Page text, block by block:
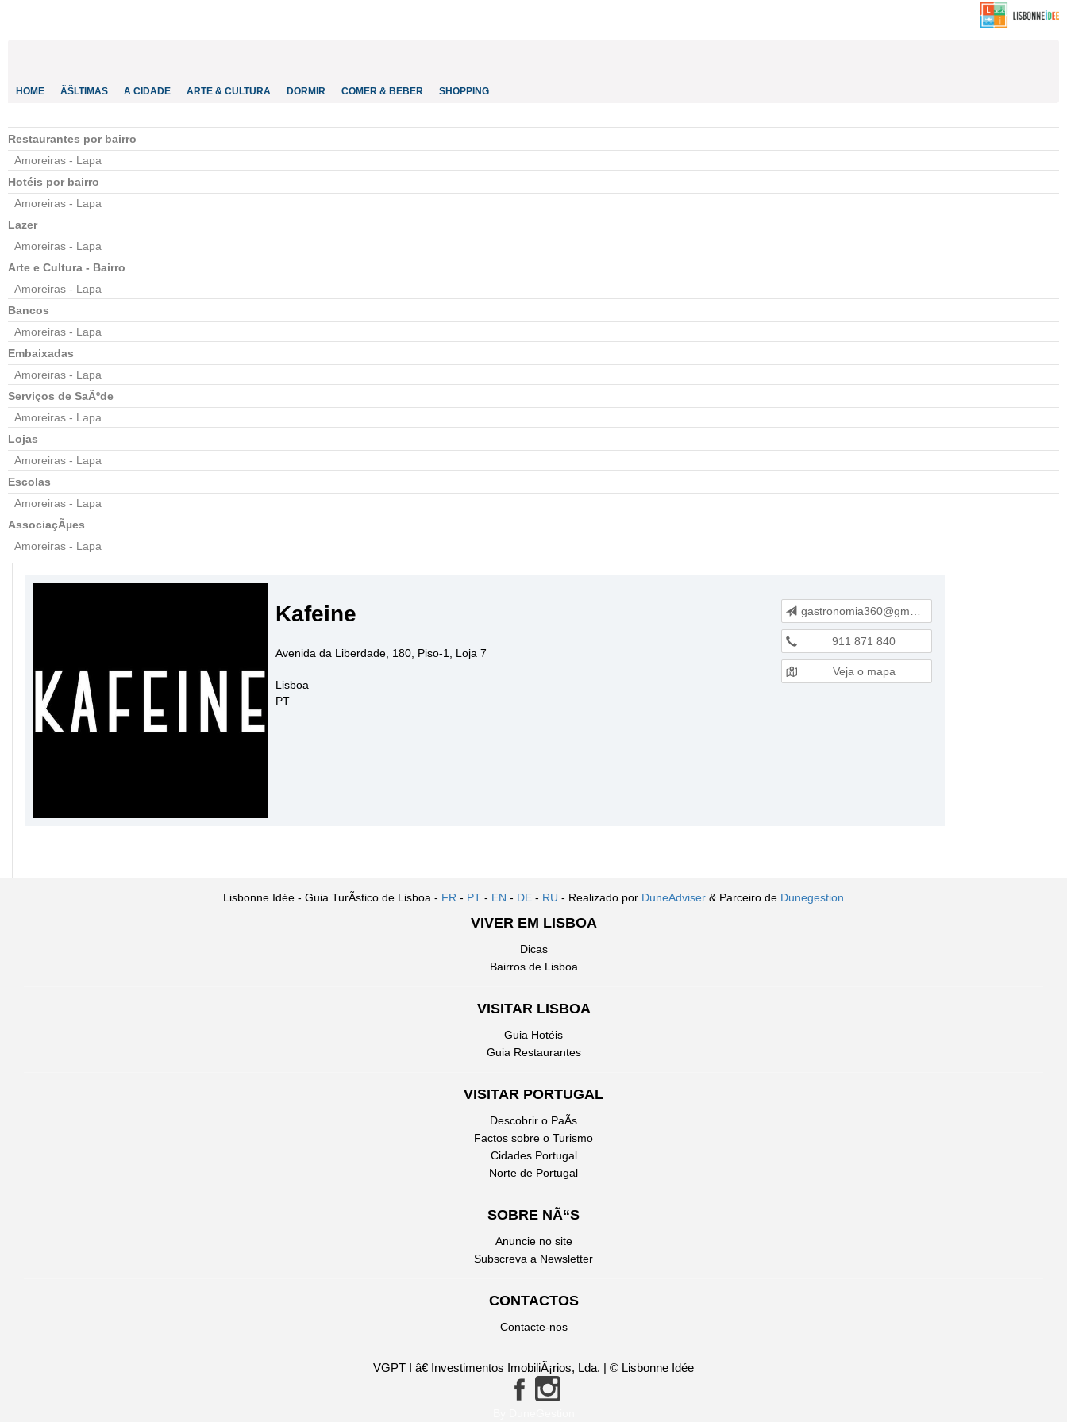
HOME ÃŠLTIMAS A CIDADE ARTE & CULTURA DORMIR COMER & BEBER SHOPPING
Restaurantes por bairro
Amoreiras - Lapa
Hotéis por bairro
Amoreiras - Lapa
Lazer
Amoreiras - Lapa
Arte e Cultura - Bairro
Amoreiras - Lapa
Bancos
Amoreiras - Lapa
Embaixadas
Amoreiras - Lapa
Serviços de SaÃºde
Amoreiras - Lapa
Lojas
Amoreiras - Lapa
Escolas
Amoreiras - Lapa
AssociaçÃµes
Amoreiras - Lapa
Kafeine
Avenida da Liberdade, 180, Piso-1, Loja 7
Lisboa
PT
gastronomia360@gmail.com
911 871 840
Veja o mapa
Lisbonne Idée - Guia TurÃ­stico de Lisboa - FR - PT - EN - DE - RU - Realizado por DuneAdviser & Parceiro de Dunegestion
VIVER EM LISBOA
Dicas
Bairros de Lisboa
VISITAR LISBOA
Guia Hotéis
Guia Restaurantes
VISITAR PORTUGAL
Descobrir o PaÃ­s
Factos sobre o Turismo
Cidades Portugal
Norte de Portugal
SOBRE NÃ“S
Anuncie no site
Subscreva a Newsletter
CONTACTOS
Contacte-nos
VGPT I â€ Investimentos ImobiliÃ¡rios, Lda. | © Lisbonne Idée